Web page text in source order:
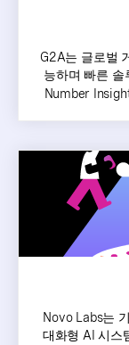
G2A는 글로벌
능하며 빠른 솔
Number
Novo Labs는
대화형 AI 시스